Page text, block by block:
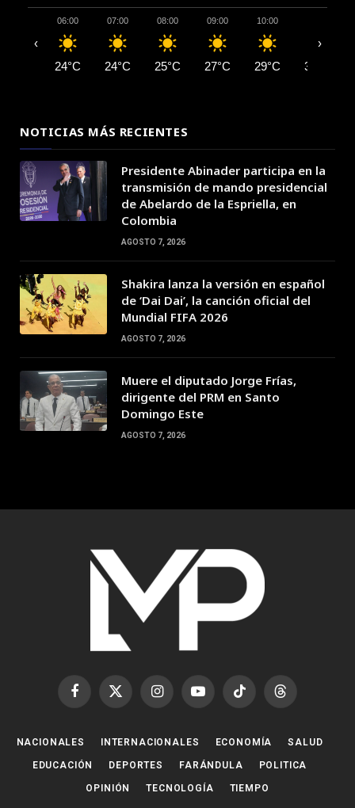
06:00
24°C
07:00
24°C
08:00
25°C
09:00
27°C
10:00
29°C 30°C
‹ ›
NOTICIAS MÁS RECIENTES
Presidente Abinader participa en la
transmisión de mando presidencial
de Abelardo de la Espriella, en
Colombia
AGOSTO 7, 2026
Shakira lanza la versión en español
de ‘Dai Dai’, la canción oficial del
Mundial FIFA 2026
AGOSTO 7, 2026
Muere el diputado Jorge Frías,
dirigente del PRM en Santo
Domingo Este
AGOSTO 7, 2026
Facebook
X
InstagramYouTubeTikTok Threads
NACIONALES INTERNACIONALES ECONOMÍA SALUD
EDUCACIÓN DEPORTES FARÁNDULA POLITICA
OPINIÓN TECNOLOGÍA TIEMPO